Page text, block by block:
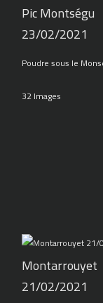
Pic Montségu
23/02/2021
Poudre sous le
32 Images
Montarrouyet
21/02/2021